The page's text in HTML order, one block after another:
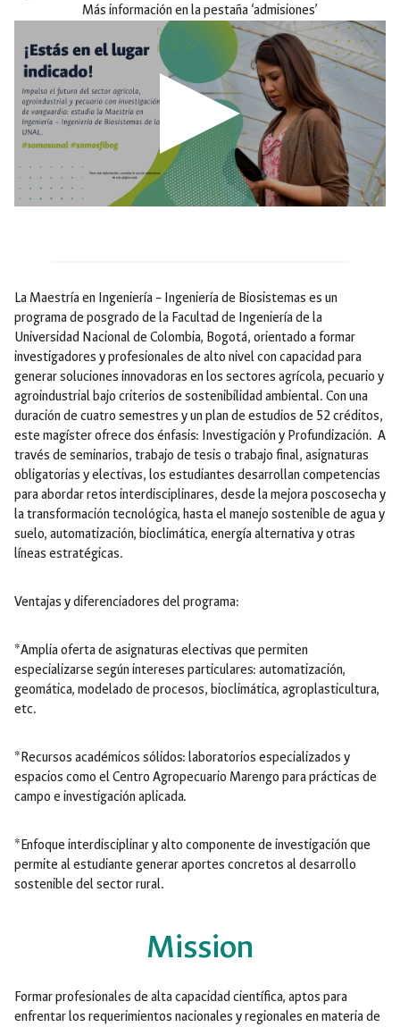
Más información en la pestaña ‘admisiones’
La Maestría en Ingeniería – Ingeniería de Biosistemas es un
programa de posgrado de la Facultad de Ingeniería de la
Universidad Nacional de Colombia, Bogotá, orientado a formar
investigadores y profesionales de alto nivel con capacidad para
generar soluciones innovadoras en los sectores agrícola, pecuario y
agroindustrial bajo criterios de sostenibilidad ambiental. Con una
duración de cuatro semestres y un plan de estudios de 52 créditos,
este magíster ofrece dos énfasis: Investigación y Profundización. A
través de seminarios, trabajo de tesis o trabajo final, asignaturas
obligatorias y electivas, los estudiantes desarrollan competencias
para abordar retos interdisciplinares, desde la mejora poscosecha y
la transformación tecnológica, hasta el manejo sostenible de agua y
suelo, automatización, bioclimática, energía alternativa y otras
líneas estratégicas.
Ventajas y diferenciadores del programa:
*Amplia oferta de asignaturas electivas que permiten
especializarse según intereses particulares: automatización,
geomática, modelado de procesos, bioclimática, agroplasticultura,
etc.
*Recursos académicos sólidos: laboratorios especializados y
espacios como el Centro Agropecuario Marengo para prácticas de
campo e investigación aplicada.
*Enfoque interdisciplinar y alto componente de investigación que
permite al estudiante generar aportes concretos al desarrollo
sostenible del sector rural.
Mission
Formar profesionales de alta capacidad científica, aptos para
enfrentar los requerimientos nacionales y regionales en materia de